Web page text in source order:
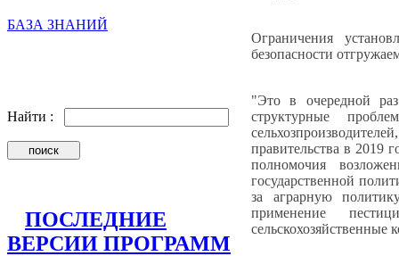
БАЗА ЗНАНИЙ
Найти :
ПОСЛЕДНИЕ
ВЕРСИИ ПРОГРАММ
Ограничения
безопасности
"Это в очередной
структурные
правительства в 2019
полномочия
государственной
за аграрную
применение
сельскохозяйственные